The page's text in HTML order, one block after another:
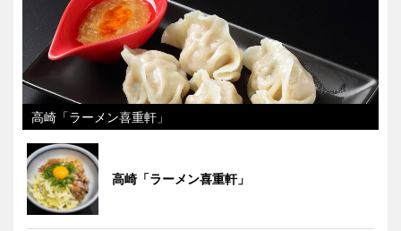
高崎「ラーメン喜重軒」
高崎「ラーメン喜重軒」